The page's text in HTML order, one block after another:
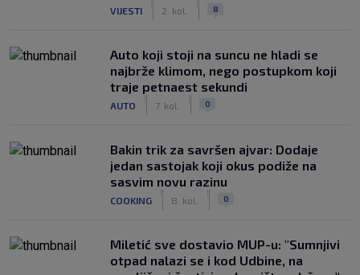
VIJESTI 2. kol. 8
Auto koji stoji na suncu ne hladi se
najbrže klimom, nego postupkom koji
traje petnaest sekundi
AUTO 7. kol. 0
Bakin trik za savršen ajvar: Dodaje
jedan sastojak koji okus podiže na
sasvim novu razinu
COOKING 8. kol. 0
Miletić sve dostavio MUP-u: "Sumnjivi
otpad nalazi se i kod Udbine, na